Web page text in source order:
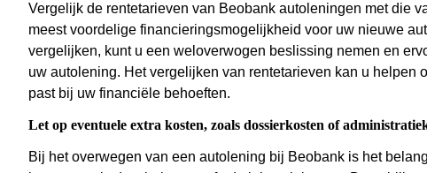
Vergelijk de rentetarieven van Beobank autoleningen met die
meest voordelige financieringsmogelijkheid voor uw nieuwe
vergelijken, kunt u een weloverwogen beslissing nemen en
uw autolening. Het vergelijken van rentetarieven kan u helpen
past bij uw financiële behoeften.
Let op eventuele extra kosten, zoals dossierkosten of
Bij het overwegen van een autolening bij Beobank is het